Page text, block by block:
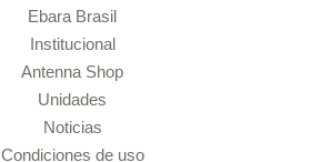
Ebara Brasil
Institucional
Antenna Shop
Unidades
Noticias
Condiciones de uso